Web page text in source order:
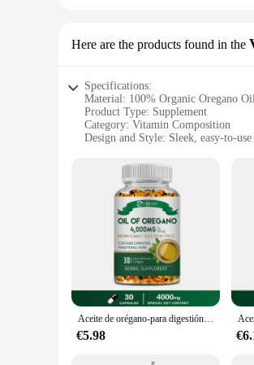
Here are the products found in the
Specifications:
Material: 100% Organic Oregano
Product Type: Supplement
Category: Vitamin Composition
Design and Style: Sleek, easy-to-
Typical Adaptive Scenario: Ideal
Shape or Size or Weight or
|Wholesale|Vendors|
**Unmatched Quality and Purity**
Discover the power of nature with
ensuring that every drop is packed
that preserves the natural
**Versatile Health Benefits**
Our aceite de orégano orgánico
maintain a healthy immune system.
Aceite de orégano-para digestión, salud del corazón, desintoxicación y soporte inmunológico
€5.98